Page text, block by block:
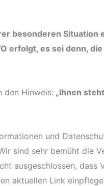
besonderen Situation
erfolgt, es sei denn,
den Hinweis: „Ihnen
und
sind sehr bemüht die
ausgeschlossen, dass
aktuellen Link